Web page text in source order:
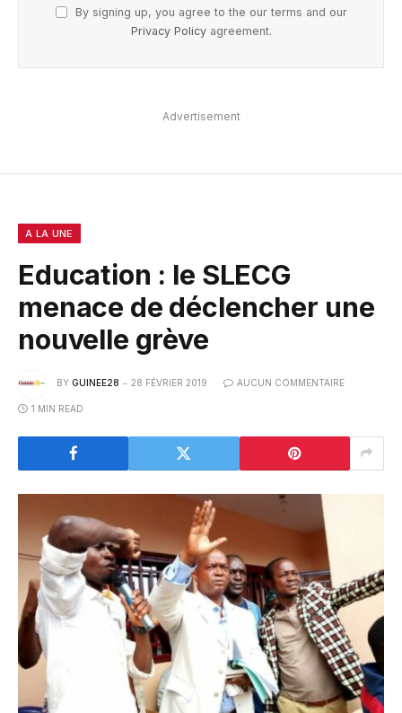
By signing up, you agree to the our terms and our
Privacy Policyagreement.
Advertisement
A LA UNE
Education : le SLECG
menace de déclencher une
nouvelle grève
BY GUINEE28 28 FÉVRIER 2019 AUCUN COMMENTAIRE
1 MIN READ